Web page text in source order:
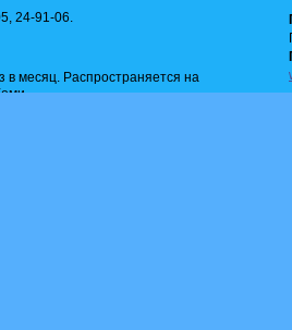
24-91-06.
месяц. Распространяется на